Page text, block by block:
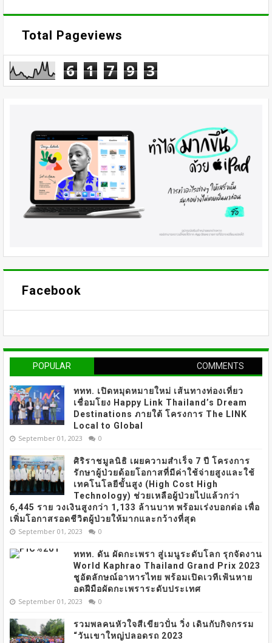
Total Pageviews
6 1 7 9 3
Facebook
POPULAR COMMENTS
ททท. เปิดหมุดหมายใหม่ เส้นทางท่องเที่ยว
เชื่อมโยง Happy Link Thailand’s Dream
Destinations ภายใต้ โครงการ The LINK
Local to Global
September 01, 2023 0
ศิริราชมูลนิธิ เผยความสำเร็จ 7 ปี โครงการ
รักษาผู้ป่วยด้อยโอกาสที่มีค่าใช้จ่ายสูงและใช้
เทคโนโลยีขั้นสูง (High Cost High
Technology) ช่วยเหลือผู้ป่วยไปแล้วกว่า
6,445 ราย วงเงินสูงกว่า 1,133 ล้านบาท พร้อมเร่งบอกต่อ เพื่อ
เพิ่มโอกาสรอดชีวิตผู้ป่วยให้มากและกว้างที่สุด
September 01, 2023 0
ททท. ดัน ผัดกะเพรา สู่เมนูระดับโลก รุกจัดงาน
World Kaphrao Thailand Grand Prix 2023
ชูอัตลักษณ์อาหารไทย พร้อมเปิดเวทีเฟ้นหาย
อดฝีมือผัดกะเพราระดับประเทศ
September 01, 2023 0
รวมพลคนหัวใจสีเขียวปั่น วิ่ง เดินกับกิจกรรม
“วันเขาใหญ่ปลอดรถ 2023